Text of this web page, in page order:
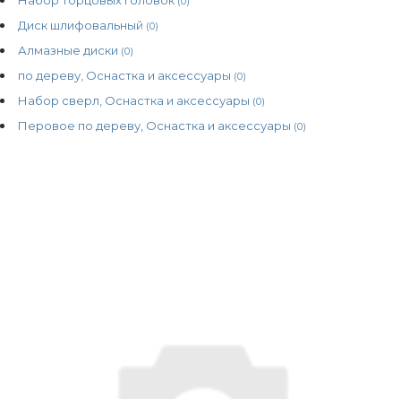
Диск шлифовальный (0)
Алмазные диски (0)
по дереву, Оснастка и аксессуары (0)
Набор сверл, Оснастка и аксессуары (0)
Перовое по дереву, Оснастка и аксессуары (0)